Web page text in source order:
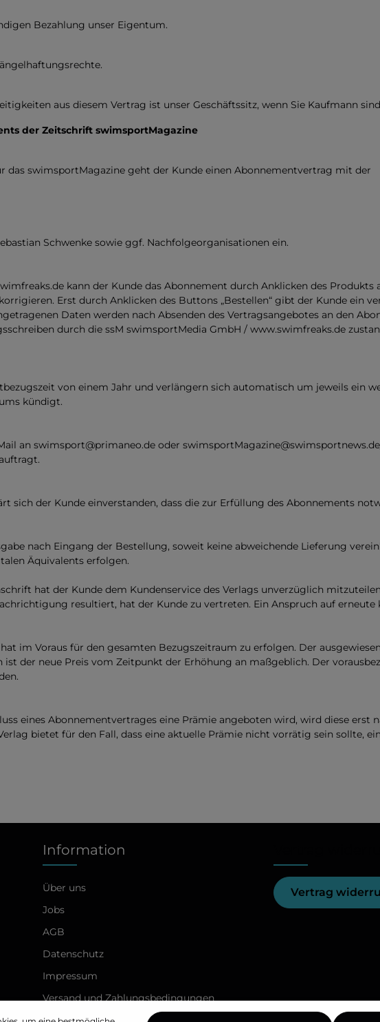
Bezahlung unser Eigentum.
aus diesem Vertrag ist unser Geschäftssitz, wenn Sie Kaufmann
der Zeitschrift swimsportMagazine
das swimsportMagazine geht der Kunde einen Abonnementvertrag mit der
Schwenke sowie ggf. Nachfolgeorganisationen ein.
kann der Kunde das Abonnement durch Anklicken des Produkts
Erst durch Anklicken des Buttons „Bestellen“ gibt der Kunde ein
Daten werden nach Absenden des Vertragsangebotes an den
durch die ssM swimsportMedia GmbH / www.swimfreaks.de
von einem Jahr und verlängern sich automatisch um jeweils ein
kündigt.
an swimsport@primaneo.de oder
sich der Kunde einverstanden, dass die zur Erfüllung des Abonnements
nach Eingang der Bestellung, soweit keine abweichende Lieferung
Äquivalents erfolgen.
hat der Kunde dem Kundenservice des Verlags unverzüglich
resultiert, hat der Kunde zu vertreten. Ein Anspruch auf
im Voraus für den gesamten Bezugszeitraum zu erfolgen. Der
der neue Preis vom Zeitpunkt der Erhöhung an maßgeblich. Der
eines Abonnementvertrages eine Prämie angeboten wird, wird diese erst
bietet für den Fall, dass eine aktuelle Prämie nicht vorrätig sein sollte,
Vertrag
Information
Über uns
Jobs
AGB
Datenschutz
Impressum
Versand und Zahlungsbedingungen